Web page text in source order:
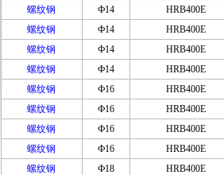
螺纹钢
Ф14
HRB400E
螺纹钢
Ф14
HRB400E
螺纹钢
Ф14
HRB400E
螺纹钢
Ф14
HRB400E
螺纹钢
Ф16
HRB400E
螺纹钢
Ф16
HRB400E
螺纹钢
Ф16
HRB400E
螺纹钢
Ф16
HRB400E
螺纹钢
Ф18
HRB400E